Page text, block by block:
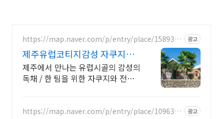
https://map.naver.com/p/entry/place/1589368
광고
제주유럽코티지감성 자쿠지독
채 프라이빗 제주여행, 유럽감성
제주에서 만나는 유럽시골의 감성의
독채 / 한 팀을 위한 자쿠지와 전용
빗 자쿠지와 전용온실바베큐
https://map.naver.com/p/entry/place/1096378
광고